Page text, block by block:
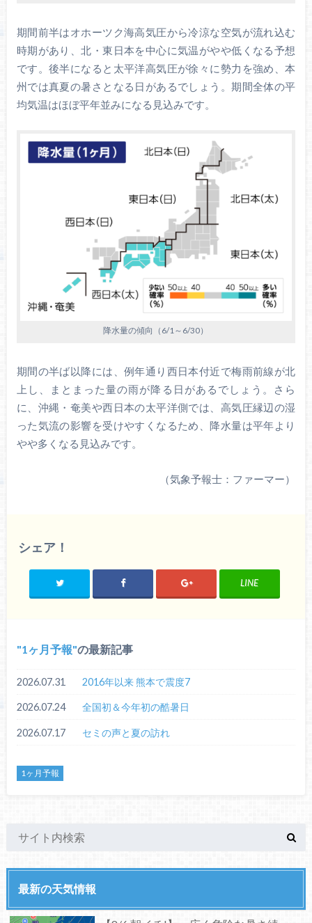
期間前半はオホーツク海高気圧から冷涼な空気が流れ込む
時期があり、北・東日本を中心に気温がやや低くなる予想
です。後半になると太平洋高気圧が徐々に勢力を強め、本
州では真夏の暑さとなる日があるでしょう。期間全体の平
均気温はほぼ平年並みになる見込みです。
降水量の傾向（6/1～6/30）
期間の半ば以降には、例年通り西日本付近で梅雨前線が北
上し、まとまった量の雨が降る日があるでしょう。さら
に、沖縄・奄美や西日本の太平洋側では、高気圧縁辺の湿
った気流の影響を受けやすくなるため、降水量は平年より
やや多くなる見込みです。
（気象予報士：ファーマー）
シェア！
LINE
1ヶ月予報 の最新記事
2026.07.31 2016年以来 熊本で震度7
2026.07.24 全国初＆今年初の酷暑日
2026.07.17 セミの声と夏の訪れ
1ヶ月予報
最新の天気情報